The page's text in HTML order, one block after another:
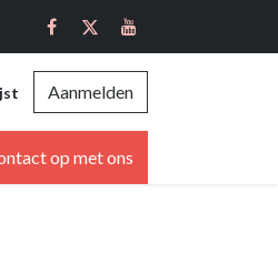
Aanmelden
op met ons